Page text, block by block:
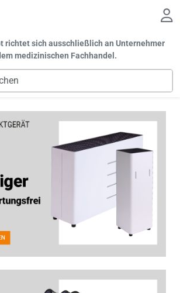
richtet sich ausschließlich an Unternehmer
medizinischen Fachhandel.